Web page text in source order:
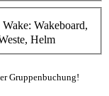
Wake: Wakeboard,
Helm
Gruppenbuchung!